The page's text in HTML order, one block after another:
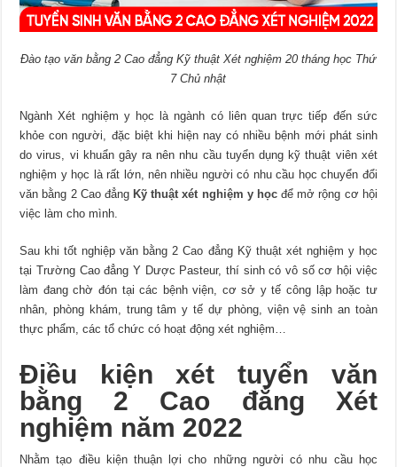
Đào tạo văn bằng 2 Cao đẳng Kỹ thuật Xét nghiệm 20 tháng học Thứ
7 Chủ nhật
Ngành Xét nghiệm y học là ngành có liên quan trực tiếp đến sức
khỏe con người, đặc biệt khi hiện nay có nhiều bệnh mới phát sinh
do virus, vi khuẩn gây ra nên nhu cầu tuyển dụng kỹ thuật viên xét
nghiệm y học là rất lớn, nên nhiều người có nhu cầu học chuyển đổi
văn bằng 2 Cao đẳng Kỹ thuật xét nghiệm y họcđể mở rộng cơ hội
việc làm cho mình.
Sau khi tốt nghiệp văn bằng 2 Cao đẳng Kỹ thuật xét nghiệm y học
tại Trường Cao đẳng Y Dược Pasteur, thí sinh có vô số cơ hội việc
làm đang chờ đón tại các bệnh viện, cơ sở y tế công lập hoặc tư
nhân, phòng khám, trung tâm y tế dự phòng, viện vệ sinh an toàn
thực phẩm, các tổ chức có hoạt động xét nghiệm…
Điều kiện xét tuyển văn
bằng 2 Cao đẳng Xét
nghiệm năm 2022
Nhằm tạo điều kiện thuận lợi cho những người có nhu cầu học